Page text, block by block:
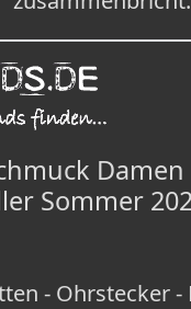
Sommer
- Ohrstecker